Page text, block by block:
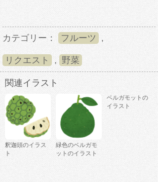
カテゴリー： フルーツ ,
リクエスト , 野菜
関連イラスト
釈迦頭のイラス
ト
緑色のベルガモ
ットのイラスト
ベルガモットの
イラスト